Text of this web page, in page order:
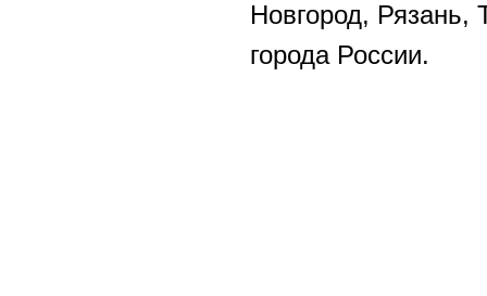
Новгород, Рязань,
города России.